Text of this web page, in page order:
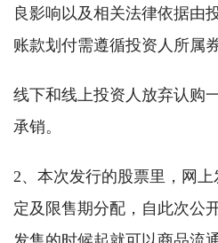
良影响以及相关法律依据由
账款划付需遵循投资人所属
线下和线上投资人放弃认购
承销。
2、本次发行的股票里，网
定及限售期分配，自此次公